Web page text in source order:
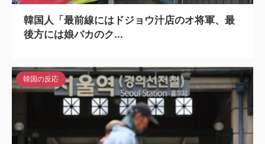
韓国人「最前線にはドジョウ汁店のオ将軍、最
後方には娘バカのク...
韓国の反応